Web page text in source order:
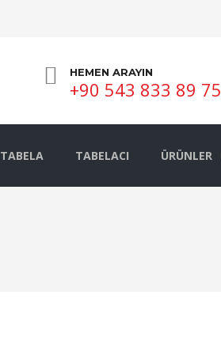
HEMEN ARAYIN
+90 543 833 89 75
TABELA TABELACI ÜRÜNLER